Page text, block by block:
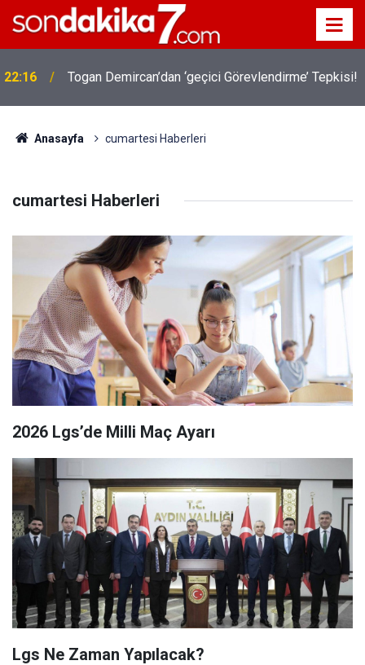
19:32 Sıcak Havalarda Ödem Şikayetini Hafife Almayın!
Anasayfa cumartesi Haberleri
cumartesi Haberleri
2026 Lgs’de Milli Maç Ayarı
Lgs Ne Zaman Yapılacak?